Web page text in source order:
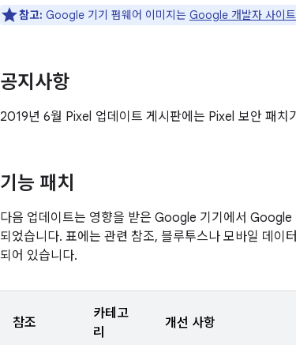
참고: Google 기기 펌웨어 이미지는 Google 개발자 사이트
공지사항
2019년 6월 Pixel 업데이트 게시판에는 Pixel 보안 패치
기능 패치
다음 업데이트는 영향을 받은 Google 기기에서
되었습니다. 표에는 관련 참조, 블루투스나 모바일 데이
되어 있습니다.
참조
카테고
리
개선 사항